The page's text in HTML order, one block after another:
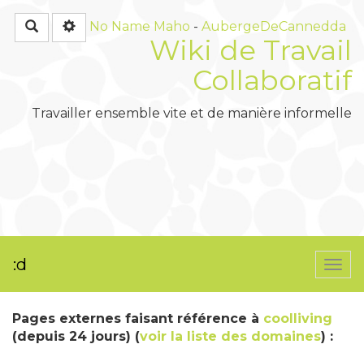
RechercherNo Name Maho - AubergeDeCannedda
Wiki de Travail
Collaboratif
Travailler ensemble vite et de manière informelle
:d
Pages externes faisant référence à coolliving
(depuis 24 jours) (voir la liste des domaines) :